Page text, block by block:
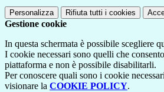
Personalizza Rifiuta tutti i cookies
Gestione cookie
In questa schermata è possibile scegliere
I cookie necessari sono quelli che
piattaforma e non è possibile disabilitarli.
Per conoscere quali sono i cookie
visionare la COOKIE POLICY.